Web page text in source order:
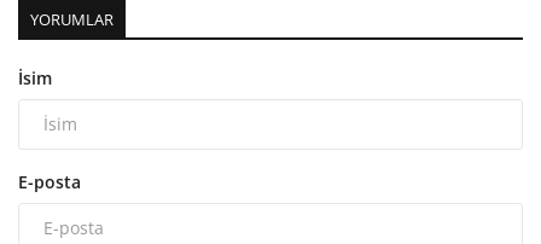
YORUMLAR
İsim
E-posta